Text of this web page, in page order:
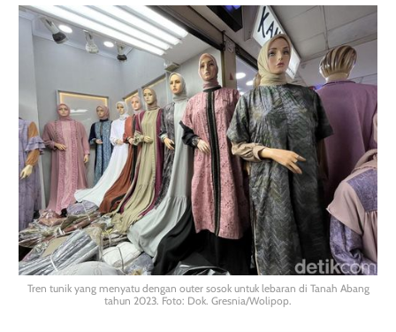
Tren tunik yang menyatu dengan outer sosok untuk lebaran di Tanah Abang
tahun 2023. Foto: Dok. Gresnia/Wolipop.